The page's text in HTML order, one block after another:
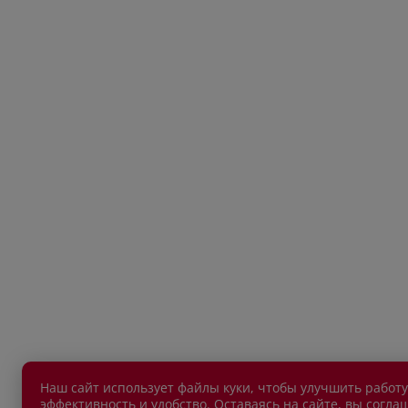
Наш сайт использует файлы куки, чтобы улучшить
эффективность и удобство. Оставаясь на сайте, вы